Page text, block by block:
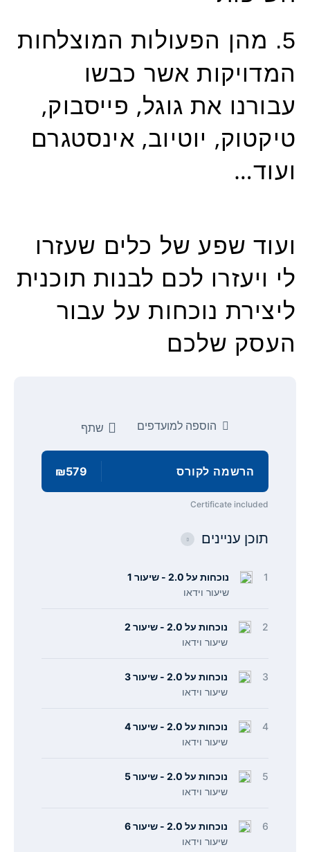
5.
מהן הפעולות המוצלחות
המדויקות אשר כבשו
עבורנו את גוגל, פייסבוק,
טיקטוק, יוטיוב, אינסטגרם
ועוד…
ועוד שפע של כלים שעזרו
לי ויעזרו לכם לבנות תוכנית
ליצירת נוכחות על עבור
העסק שלכם
הוספה למועדפים שתף
הרשמה לקורס ₪579
Certificate included
תוכן עניינים
1
נוכחות על 2.0 - שיעור 1
שיעור וידאו
2
נוכחות על 2.0 - שיעור 2
שיעור וידאו
3
נוכחות על 2.0 - שיעור 3
שיעור וידאו
4
נוכחות על 2.0 - שיעור 4
שיעור וידאו
5
נוכחות על 2.0 - שיעור 5
שיעור וידאו
6
נוכחות על 2.0 - שיעור 6
שיעור וידאו